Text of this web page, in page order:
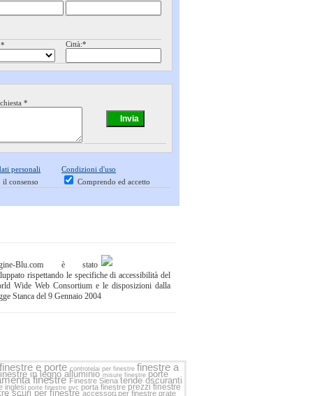
Città:*
*
personali
il consenso
Condizioni d'uso
Comprendo ed accetto
Blu.com è stato
rispettando le specifiche di accessibilità del
Wide Web Consortium e le disposizioni dalla
Stanca del 9 Gennaio 2004
finestre e porte controtelai per finestre finestre a
in legno alluminiomisure finestre porte
finestreFinestre Siena tende oscuranti
inglesi porte finestre pvc porta finestre prezzi finestre
scuri per finestreaccessori per finestre grate